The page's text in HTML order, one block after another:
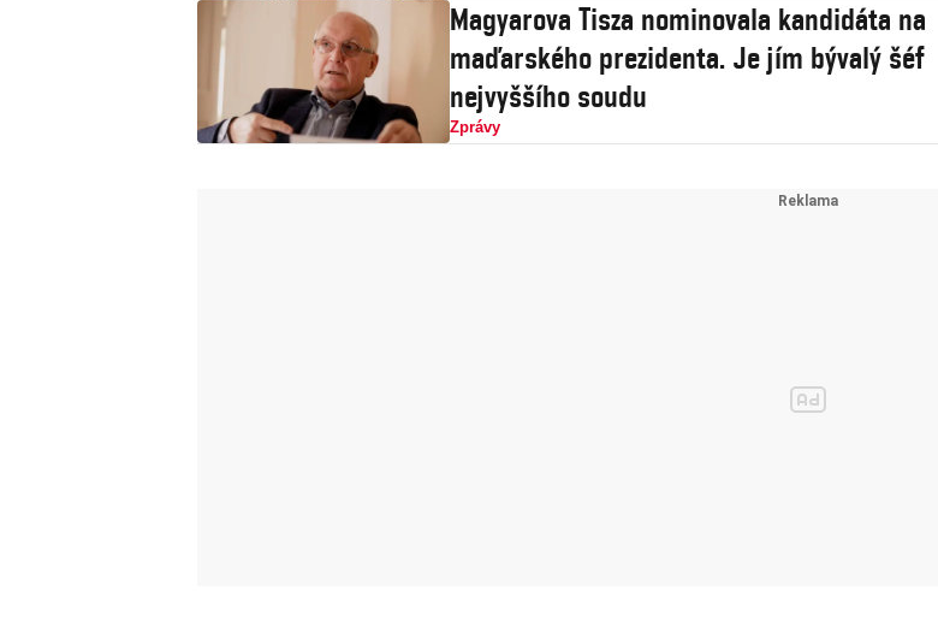
Magyarova Tisza nominovala kandidáta na
maďarského prezidenta. Je jím bývalý šéf
nejvyššího soudu
Zprávy